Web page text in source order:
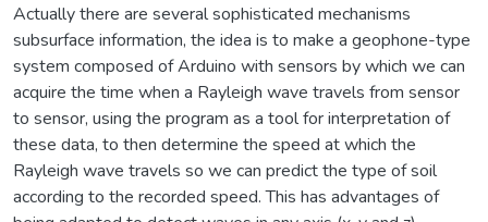
Actually there are several sophisticated mechanisms
subsurface information, the idea is to make a geophone-type
system composed of Arduino with sensors by which we can
acquire the time when a Rayleigh wave travels from sensor
to sensor, using the program as a tool for interpretation of
these data, to then determine the speed at which the
Rayleigh wave travels so we can predict the type of soil
according to the recorded speed. This has advantages of